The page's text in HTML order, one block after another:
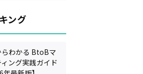
ング
わかる BtoBマ
ング実践ガイド